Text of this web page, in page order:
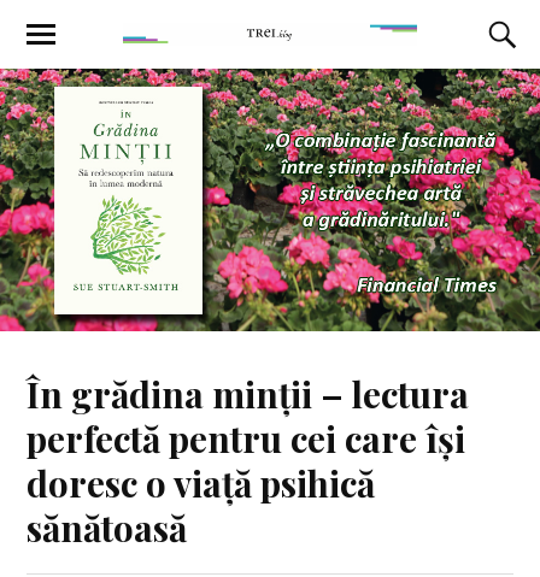
În grădina minții – lectura
perfectă pentru cei care își
doresc o viață psihică
sănătoasă